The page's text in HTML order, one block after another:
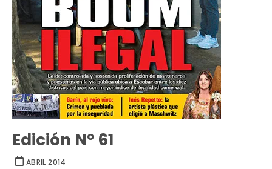
Edición Nº 61
ABRIL 2014